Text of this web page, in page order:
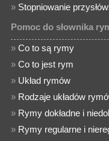
» Stopniowanie
Pomoc do słownika
»Co to są rymy
»Co to jest rym
» Układ rymów
» Rodzaje układów
» Rymy dokładne i
» Rymy regularne i